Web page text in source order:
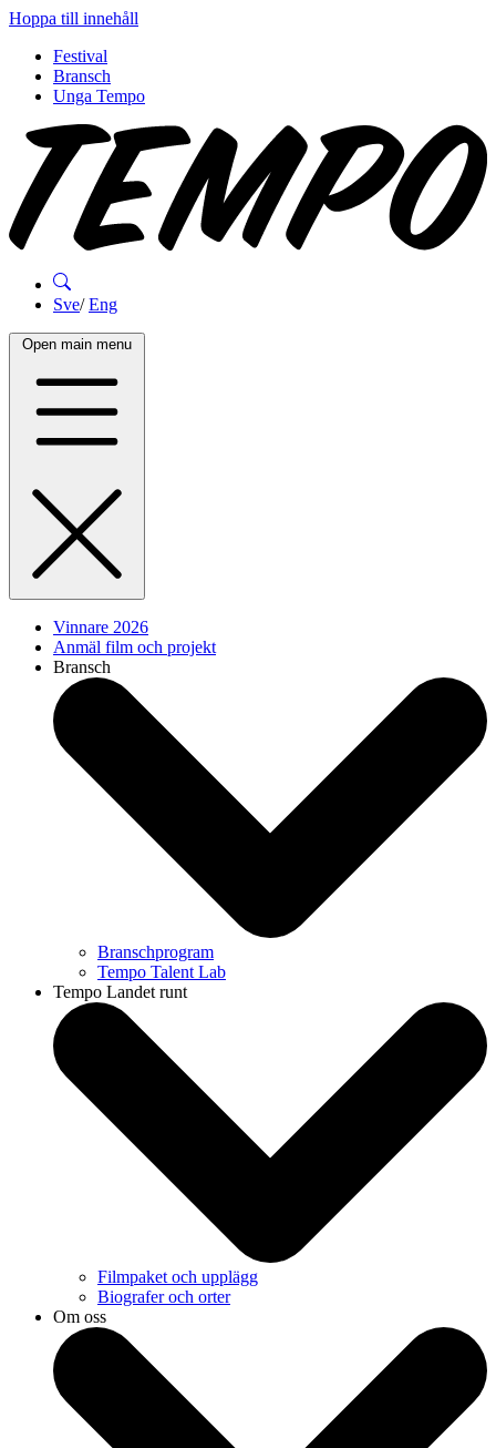
Hoppa till innehåll
Festival
Bransch
Unga Tempo
Sve/Eng
Open main menu
Vinnare 2026
Anmäl film och projekt
Bransch
Branschprogram
Tempo Talent Lab
Tempo Landet runt
Filmpaket och upplägg
Biografer och orter
Om oss